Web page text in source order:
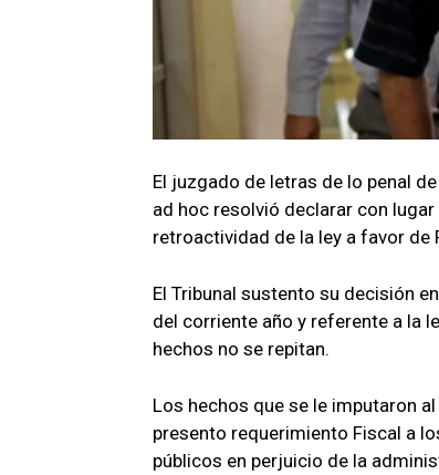
El juzgado de letras de lo penal
ad hoc resolvió declarar con
retroactividad de la ley a favor de
El Tribunal sustento su decisión
del corriente año y referente a la
hechos no se repitan.
Los hechos que se le imputaron
presento requerimiento Fiscal a
públicos en perjuicio de la